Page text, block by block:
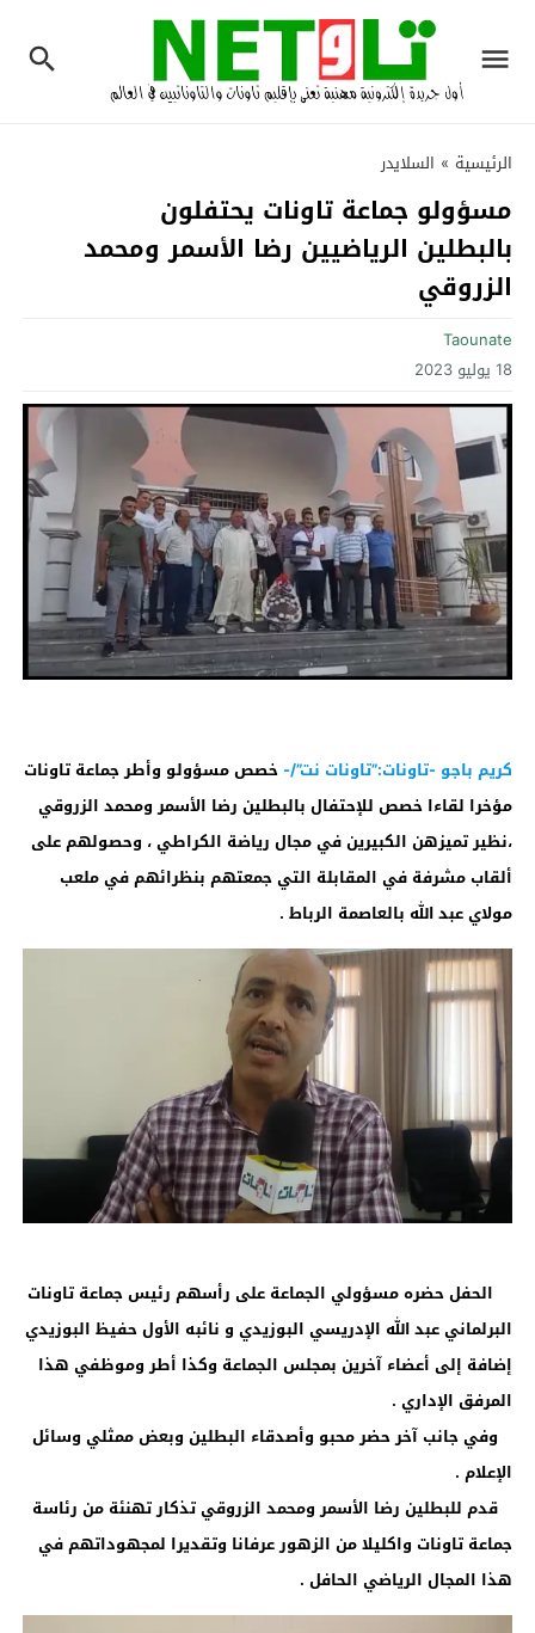
الرئيسية » السلايدر
مسؤولو جماعة تاونات يحتفلون
بالبطلين الرياضيين رضا الأسمر ومحمد
الزروقي‎
Taounate
18 يوليو 2023
كريم باجو -تاونات:”تاونات نت”/-خصص مسؤولو وأطر جماعة تاونات
مؤخرا لقاءا خصص للإحتفال بالبطلين رضا الأسمر ومحمد الزروقي
،نظير تميزهن الكبيرين في مجال رياضة الكراطي ، وحصولهم على
ألقاب مشرفة في المقابلة التي جمعتهم بنظرائهم في ملعب
مولاي عبد الله بالعاصمة الرباط .
الحفل حضره مسؤولي الجماعة على رأسهم رئيس جماعة تاونات
البرلماني عبد الله الإدريسي البوزيدي و نائبه الأول حفيظ البوزيدي
إضافة إلى أعضاء آخرين بمجلس الجماعة وكذا أطر وموظفي هذا
المرفق الإداري .
وفي جانب آخر حضر محبو وأصدقاء البطلين وبعض ممثلي وسائل
الإعلام .
قدم للبطلين رضا الأسمر ومحمد الزروقي تذكار تهنئة من رئاسة
جماعة تاونات واكليلا من الزهور عرفانا وتقديرا لمجهوداتهم في
هذا المجال الرياضي الحافل .